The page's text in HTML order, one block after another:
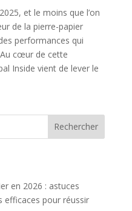
et le moins que l’on
de la pierre-papier
performances qui
cœur de cette
Inside vient de lever le
Rechercher
en 2026 : astuces
efficaces pour réussir